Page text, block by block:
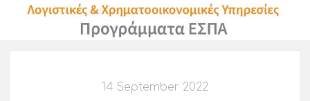
14 September 2022